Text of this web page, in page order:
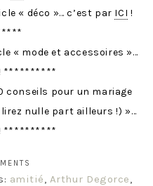
« déco »… c’est par ICI !
« mode et accessoires »…
**********
pour un mariage
nulle part ailleurs !) »…
**********
amitié, Arthur Degorce,